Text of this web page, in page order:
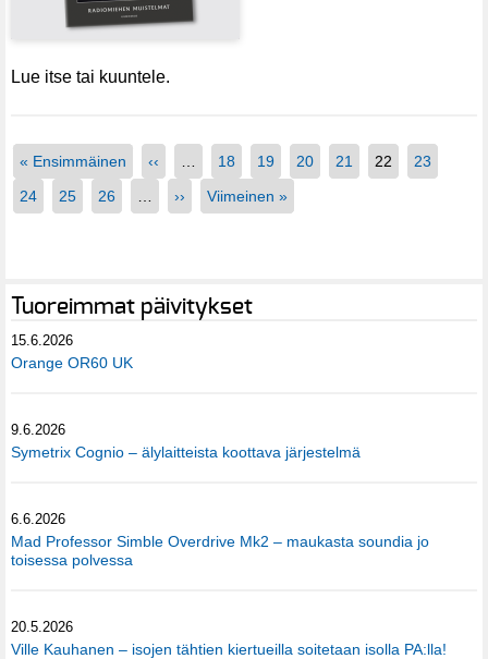
Lue itse tai kuuntele.
« Ensimmäinen ‹‹ 18 19 20 21 22
23
24
25 26 ›› Viimeinen »
Tuoreimmat päivitykset
15.6.2026
Orange OR60 UK
9.6.2026
Symetrix Cognio – älylaitteista koottava järjestelmä
6.6.2026
Mad Professor Simble Overdrive Mk2 – maukasta soundia jo
toisessa polvessa
20.5.2026
Ville Kauhanen – isojen tähtien kiertueilla soitetaan isolla PA:lla!